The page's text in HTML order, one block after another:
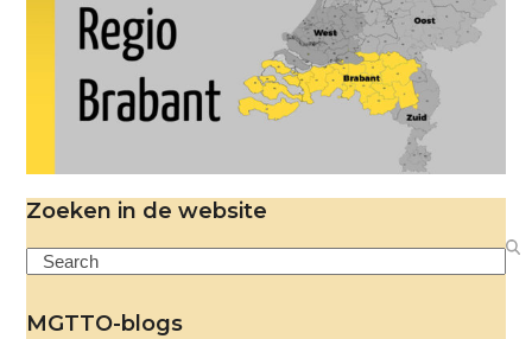
Zoeken in de website
Search
MGTTO-blogs